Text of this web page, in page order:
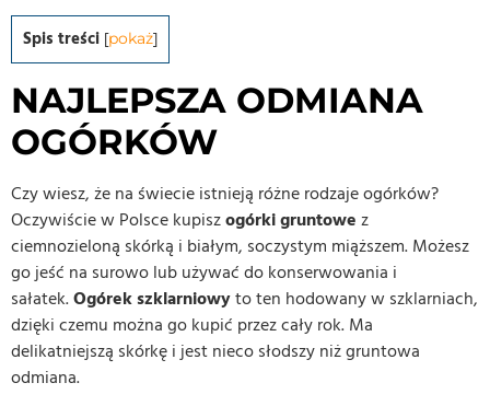
Spis treści [pokaż]
NAJLEPSZA ODMIANA
OGÓRKÓW
Czy wiesz, że na świecie istnieją różne rodzaje ogórków?
Oczywiście w Polsce kupiszogórki gruntowe z
ciemnozieloną skórką i białym, soczystym miąższem. Możesz
go jeść na surowo lub używać do konserwowania i
sałatek.Ogórek szklarniowyto ten hodowany w szklarniach,
dzięki czemu można go kupić przez cały rok. Ma
delikatniejszą skórkę i jest nieco słodszy niż gruntowa
odmiana.